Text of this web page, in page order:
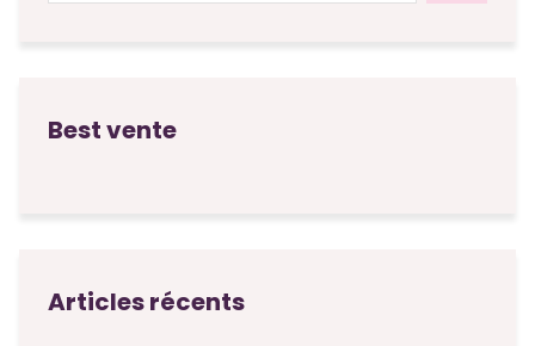
Best vente
Articles récents